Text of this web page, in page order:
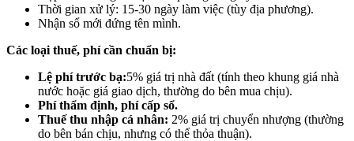
Thời gian xử lý: 15-30 ngày làm việc (tùy địa phương).
Nhận sổ mới đứng tên mình.
Các loại thuế, phí cần chuẩn bị:
Lệ phí trước bạ:5% giá trị nhà đất (tính theo khung giá nhà
nước hoặc giá giao dịch, thường do bên mua chịu).
Phí thẩm định, phí cấp sổ.
Thuế thu nhập cá nhân: 2% giá trị chuyển nhượng (thường
do bên bán chịu, nhưng có thể thỏa thuận).